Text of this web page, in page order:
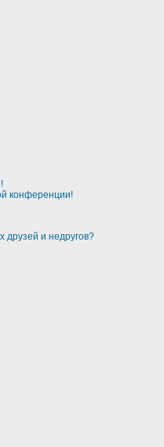
конференции!
друзей и недругов?